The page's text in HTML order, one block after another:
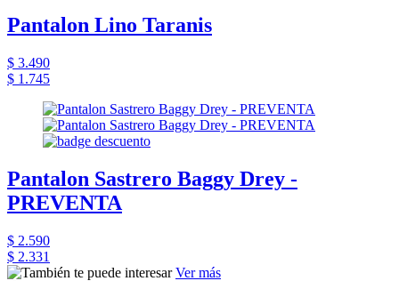
Pantalon Lino Taranis
$ 3.490
$ 1.745
Pantalon Sastrero Baggy Drey -
PREVENTA
$ 2.590
$ 2.331
Ver más